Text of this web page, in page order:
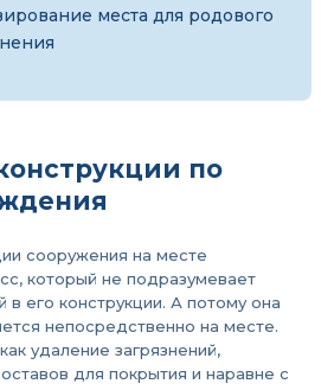
места для родового
по
сооружения на месте
который не подразумевает
в его конструкции. А потому она
непосредственно на месте.
удаление загрязнений,
для покрытия и наравне с